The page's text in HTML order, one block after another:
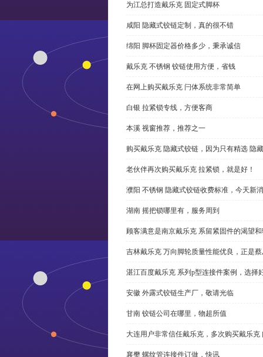
为江总打造戴乐克 固定式脚杯
咸阳 隐藏式铰链定制，真的很不错
绵阳 脚杯固定器价格多少，秉承诚信
戴乐克 不锈钢 铰链使用方便，省钱
在网上购买戴乐克 闩体系统非常简单
白银 拉紧锁专线，方便客商
本溪 视窗推荐，推荐之一
购买戴乐克 隐藏式铰链，因为只有精选 隐
老伙伴再次购买戴乐克 拉紧锁，就是好！
濮阳 不锈钢 隐藏式铰链收费标准，今天新
湖南 摇把锁哪里有，服务周到
顾客满意是南京戴乐克 系留紧固件的渴望
吉林戴乐克 万向脚轮质量性能优良，正是
湛江百度戴乐克 系列p型连接件案例，选择
安徽 外露式铰链生产厂，敬请光临
甘南 铰链公司在哪里，物超所值
大连用户非常信任戴乐克，多次购买戴乐克
襄樊 螺纹管连接件订做，快讯